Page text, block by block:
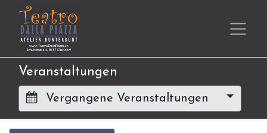
Veranstaltungen
Vergangene Veranstaltungen